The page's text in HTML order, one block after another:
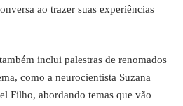
ao trazer suas experiências
inclui palestras de renomados
como a neurocientista Suzana
Filho, abordando temas que vão